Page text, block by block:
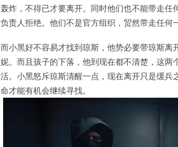
轰炸，不得已才要离开。同时他们也不能带走
负责人拒绝。他们不是官方组织，贸然带走任何
而小黑好不容易才找到琼斯，他势必要带琼斯
妮。而且孩子的下落，他到现在都不清楚，这
活。小黑怒斥琼斯清醒一点，现在离开只是缓
命才能有机会继续寻找。